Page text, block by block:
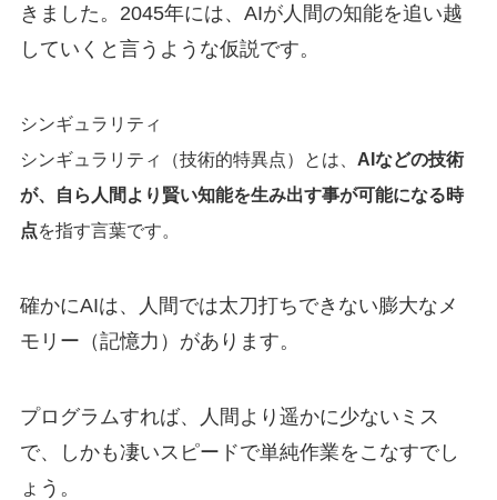
きました。 2045年には、 AIが人間の知能を追い越
していくと言うような仮説です。
シンギュラリティ
シンギュラリティ（技術的特異点）とは、 AIなどの技術
が、自ら人間より賢い知能を生み出す事が可能になる時
点を指す言葉です。
確かにAIは、人間では太刀打ちできない膨大なメ
モリー（記憶力）があります。
プログラムすれば、人間より遥かに少ないミス
で、しかも凄いスピードで単純作業をこなすでし
ょう。